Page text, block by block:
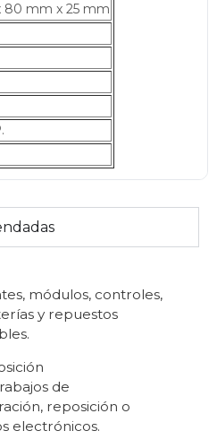
80 mm x 25 mm
módulos, controles,
y repuestos
de
reposición o
electrónicos.